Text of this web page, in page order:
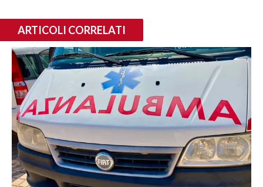
ARTICOLI CORRELATI